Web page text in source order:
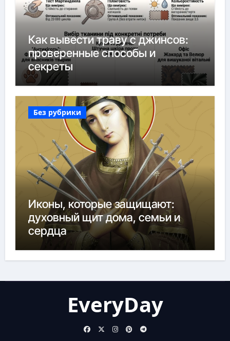
Как вывести траву с джинсов:
проверенные способы и
секреты
Без рубрики
Иконы, которые защищают:
духовный щит дома, семьи и
сердца
EveryDay